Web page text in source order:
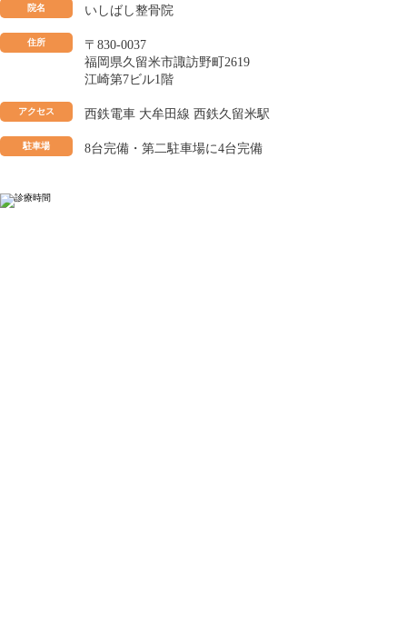
院名 いしばし整骨院
住所
〒830-0037
福岡県久留米市諏訪野町2619
江崎第7ビル1階
アクセス 西鉄電車 大牟田線 西鉄久留米駅
駐車場 8台完備・第二駐車場に4台完備